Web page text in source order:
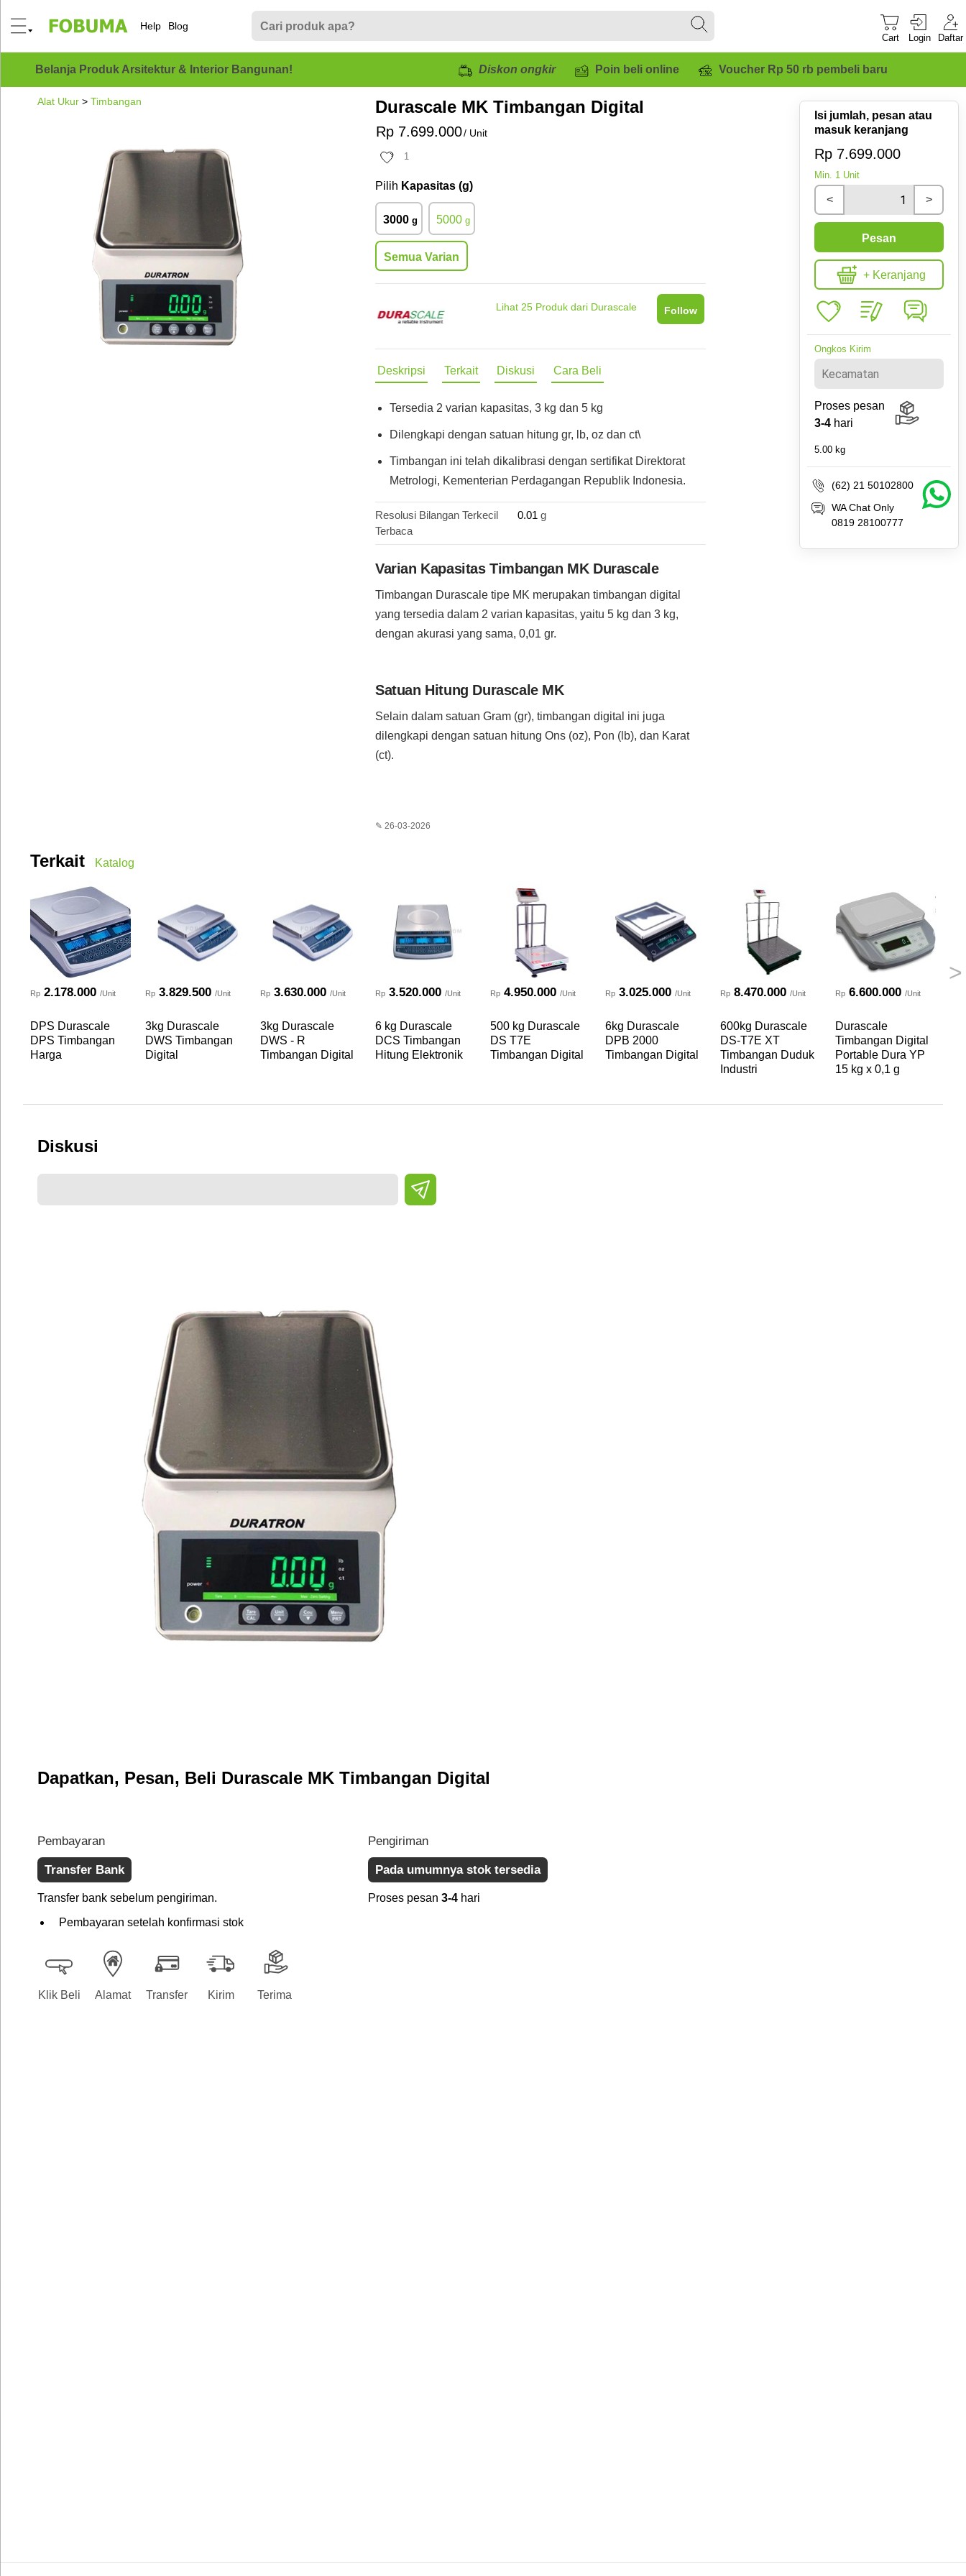
Help Blog
Cart Login Daftar
Belanja Produk Arsitektur & Interior Bangunan! Diskon ongkir Poin beli online Voucher Rp 50 rb pembeli baru
Alat Ukur > Timbangan Durascale MK Timbangan Digital
Rp 7.699.000/ Unit
1
Pilih Kapasitas (g)
3000 g 5000 g
Semua Varian
Isi jumlah, pesan atau
masuk keranjang
Rp 7.699.000
Min. 1 Unit
< >
Pesan
+ Keranjang
Ongkos Kirim
Proses pesan
3-4 hari
5.00 kg
(62) 21 50102800
WA Chat Only
0819 28100777
Lihat 25 Produk dari Durascale Follow
Deskripsi Terkait Diskusi Cara Beli
Tersedia 2 varian kapasitas, 3 kg dan 5 kg
Dilengkapi dengan satuan hitung gr, lb, oz dan ct\
Timbangan ini telah dikalibrasi dengan sertifikat Direktorat
Metrologi, Kementerian Perdagangan Republik Indonesia.
Resolusi Bilangan Terkecil
Terbaca
0.01 g
Varian Kapasitas Timbangan MK Durascale
Timbangan Durascale tipe MK merupakan timbangan digital
yang tersedia dalam 2 varian kapasitas, yaitu 5 kg dan 3 kg,
dengan akurasi yang sama, 0,01 gr.
Satuan Hitung Durascale MK
Selain dalam satuan Gram (gr), timbangan digital ini juga
dilengkapi dengan satuan hitung Ons (oz), Pon (lb), dan Karat
(ct).
✎ 26-03-2026
Terkait Katalog
>
Rp 2.178.000 /Unit
DPS Durascale
DPS Timbangan
Harga
Rp 3.829.500 /Unit
3kg Durascale
DWS Timbangan
Digital
Rp 3.630.000 /Unit
3kg Durascale
DWS - R
Timbangan Digital
Rp 3.520.000 /Unit
6 kg Durascale
DCS Timbangan
Hitung Elektronik
Rp 4.950.000 /Unit
500 kg Durascale
DS T7E
Timbangan Digital
Rp 3.025.000 /Unit
6kg Durascale
DPB 2000
Timbangan Digital
Rp 8.470.000 /Unit
600kg Durascale
DS-T7E XT
Timbangan Duduk
Industri
Rp 6.600.000 /Unit
Durascale
Timbangan Digital
Portable Dura YP
15 kg x 0,1 g
Diskusi
Dapatkan, Pesan, Beli Durascale MK Timbangan Digital
Pembayaran
Transfer Bank
Transfer bank sebelum pengiriman.
Pembayaran setelah konfirmasi stok
Pengiriman
Pada umumnya stok tersedia
Proses pesan 3-4 hari
Klik Beli Alamat Transfer Kirim Terima